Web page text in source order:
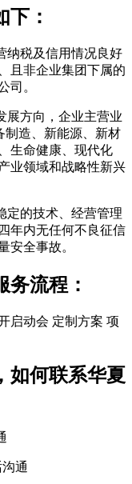
下：
税及信用情况良好
且非企业集团下属的
司。
方向，企业主营业
制造、新能源、新材
生命健康、现代化
业领域和战略性新兴
的技术、经营管理
年内无任何不良征信
安全事故。
务流程：
启动会 定制方案 项
如何联系华夏
通